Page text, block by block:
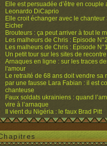
Elle est persuadée d’être en couple
Leonardo DiCaprio
Elle croit échanger avec le chanteur
Eicher
Brouteurs : ça peut arriver à tout le
Les malheurs de Chris : Episode
Les malheurs de Chris : Episode
Un petit tour sur les sites de recontre
Arnaques en ligne : sur les traces
l'amour
Le retraité de 68 ans doit vendre sa
par une fausse Lara Fabian : il est
chanteuse
Faux soldats ukrainiens : quand
vire à l’arnaque
Il vient du Nigéria : le faux Brad Pitt